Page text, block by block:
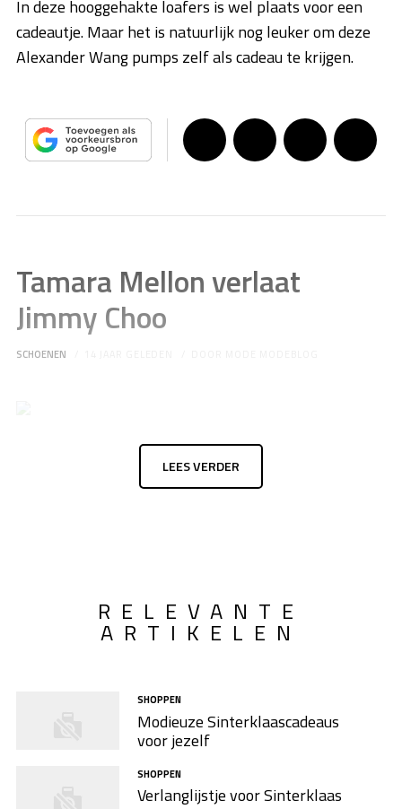
In deze hooggehakte loafers is wel plaats voor een
cadeautje. Maar het is natuurlijk nog leuker om deze
Alexander Wang pumps zelf als cadeau te krijgen.
Tamara Mellon verlaat
Jimmy Choo
SCHOENEN
LEES VERDER
RELEVANTE
ARTIKELEN
SHOPPEN
Modieuze Sinterklaascadeaus
voor jezelf
SHOPPEN
Verlanglijstje voor Sinterklaas